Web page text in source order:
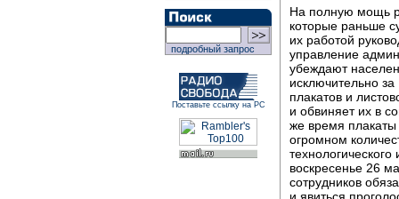
подробный запрос
Поставьте ссылку на РС
На полную мощь
которые раньше
их работой
управление
убеждают
исключительно
плакатов и
и обвиняет их в
же время
огромном
воскресенье 26
сотрудников
и явиться